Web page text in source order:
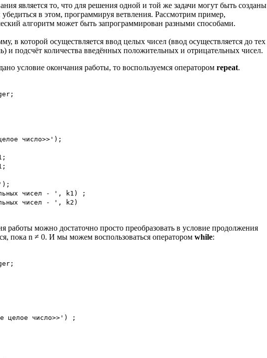
является то, что для решения одной и той же задачи могут быть созданы
в этом, программируя ветвления. Рассмотрим пример,
алгоритм может быть запрограммирован разными способами.
в которой осуществляется ввод целых чисел (ввод осуществляется до тех
и подсчёт количества введённых положительных и отрицательных чисел.
условие окончания работы, то воспользуемся оператором repeat.
число>>');
чисел - ', k1) ;
чисел - ', k2)
работы можно достаточно просто преобразовать в условие продолжения
пока n ≠ 0. И мы можем воспользоваться оператором while:
целое число>>') ;